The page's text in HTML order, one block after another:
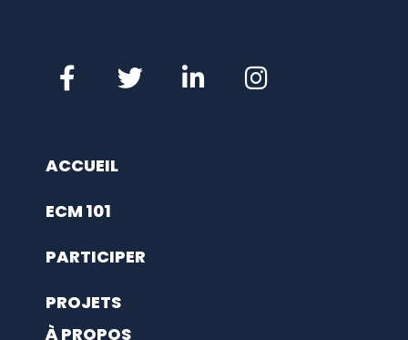
ACCUEIL
ECM 101
PARTICIPER
PROJETS
À PROPOS